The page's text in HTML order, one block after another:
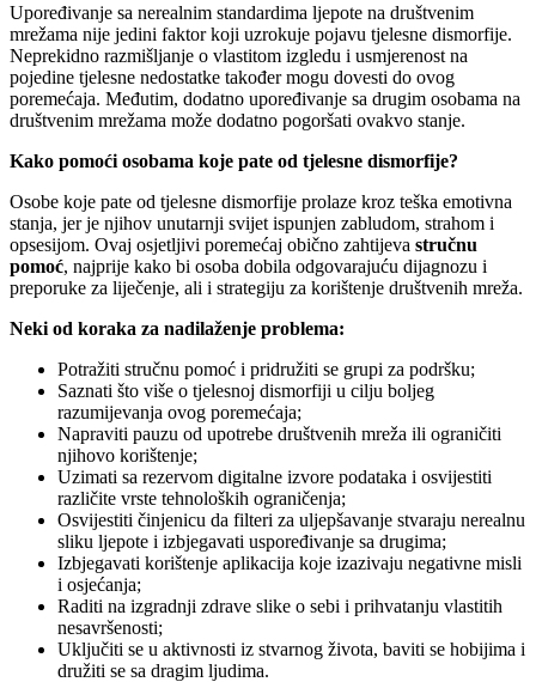
Upoređivanje sa nerealnim standardima ljepote na društvenim
mrežama nije jedini faktor koji uzrokuje pojavu tjelesne dismorfije.
Neprekidno razmišljanje o vlastitom izgledu i usmjerenost na
pojedine tjelesne nedostatke također mogu dovesti do ovog
poremećaja. Međutim, dodatno upoređivanje sa drugim osobama na
društvenim mrežama može dodatno pogoršati ovakvo stanje.
Kako pomoći osobama koje pate od tjelesne dismorfije?
Osobe koje pate od tjelesne dismorfije prolaze kroz teška emotivna
stanja, jer je njihov unutarnji svijet ispunjen zabludom, strahom i
opsesijom. Ovaj osjetljivi poremećaj obično zahtijeva stručnu
pomoć, najprije kako bi osoba dobila odgovarajuću dijagnozu i
preporuke za liječenje, ali i strategiju za korištenje društvenih mreža.
Neki od koraka za nadilaženje problema:
Potražiti stručnu pomoć i pridružiti se grupi za podršku;
Saznati što više o tjelesnoj dismorfiji u cilju boljeg
razumijevanja ovog poremećaja;
Napraviti pauzu od upotrebe društvenih mreža ili ograničiti
njihovo korištenje;
Uzimati sa rezervom digitalne izvore podataka i osvijestiti
različite vrste tehnoloških ograničenja;
Osvijestiti činjenicu da filteri za uljepšavanje stvaraju nerealnu
sliku ljepote i izbjegavati uspoređivanje sa drugima;
Izbjegavati korištenje aplikacija koje izazivaju negativne misli
i osjećanja;
Raditi na izgradnji zdrave slike o sebi i prihvatanju vlastitih
nesavršenosti;
Uključiti se u aktivnosti iz stvarnog života, baviti se hobijima i
družiti se sa dragim ljudima.